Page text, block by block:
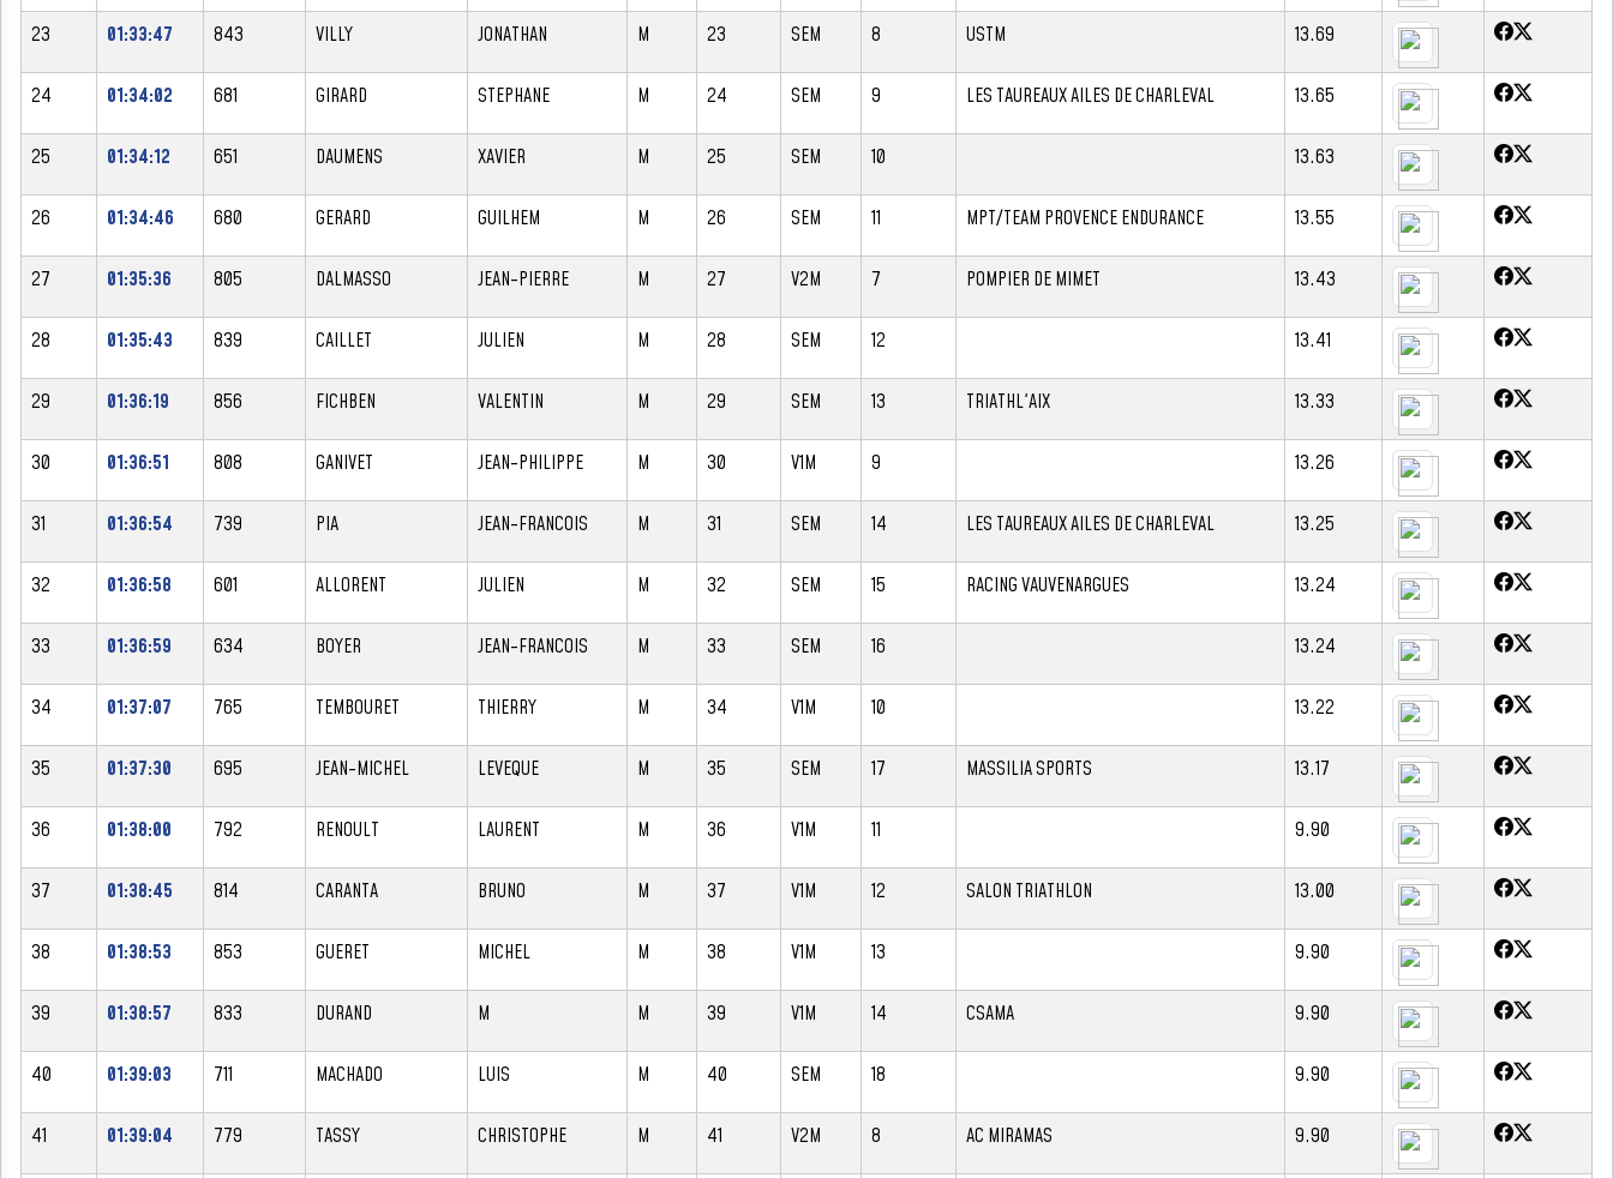
23 01:33:47 843 VILLY JONATHAN M 23 SEM 8 USTM 13.69
24 01:34:02 681 GIRARD STEPHANE M 24 SEM 9 LES TAUREAUX AILES DE CHARLEVAL 13.65
25 01:34:12 651 DAUMENS XAVIER M 25 SEM 10 13.63
26 01:34:46 680 GERARD GUILHEM M 26 SEM 11 MPT/TEAM PROVENCE ENDURANCE 13.55
27 01:35:36 805 DALMASSO JEAN-PIERRE M 27 V2M 7 POMPIER DE MIMET 13.43
28 01:35:43 839 CAILLET JULIEN M 28 SEM 12 13.41
29 01:36:19 856 FICHBEN VALENTIN M 29 SEM 13 TRIATHL'AIX 13.33
30 01:36:51 808 GANIVET JEAN-PHILIPPE M 30 V1M 9 13.26
31 01:36:54 739 PIA JEAN-FRANCOIS M 31 SEM 14 LES TAUREAUX AILES DE CHARLEVAL 13.25
32 01:36:58 601 ALLORENT JULIEN M 32 SEM 15 RACING VAUVENARGUES 13.24
33 01:36:59 634 BOYER JEAN-FRANCOIS M 33 SEM 16 13.24
34 01:37:07 765 TEMBOURET THIERRY M 34 V1M 10 13.22
35 01:37:30 695 JEAN-MICHEL LEVEQUE M 35 SEM 17 MASSILIA SPORTS 13.17
36 01:38:00 792 RENOULT LAURENT M 36 V1M 11 9.90
37 01:38:45 814 CARANTA BRUNO M 37 V1M 12 SALON TRIATHLON 13.00
38 01:38:53 853 GUERET MICHEL M 38 V1M 13 9.90
39 01:38:57 833 DURAND M M 39 V1M 14 CSAMA 9.90
40 01:39:03 711 MACHADO LUIS M 40 SEM 18 9.90
41 01:39:04 779 TASSY CHRISTOPHE M 41 V2M 8 AC MIRAMAS 9.90